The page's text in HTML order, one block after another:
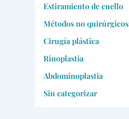
Estiramiento de cuello
Métodos no quirúrgicos
Cirugía plástica
Rinoplastia
Abdominoplastia
Sin categorizar